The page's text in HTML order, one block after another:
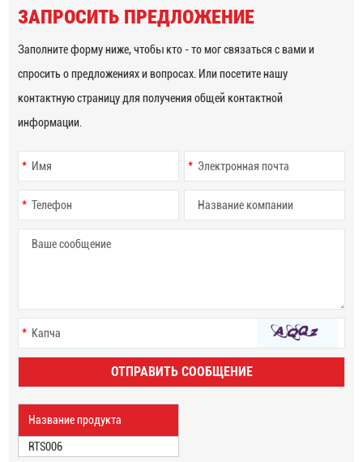
ЗАПРОСИТЬ ПРЕДЛОЖЕНИЕ
Заполните форму ниже, чтобы кто - то мог связаться с вами и
спросить о предложениях и вопросах. Или посетите нашу
контактную страницу для получения общей контактной
информации.
Название продукта
RTS006